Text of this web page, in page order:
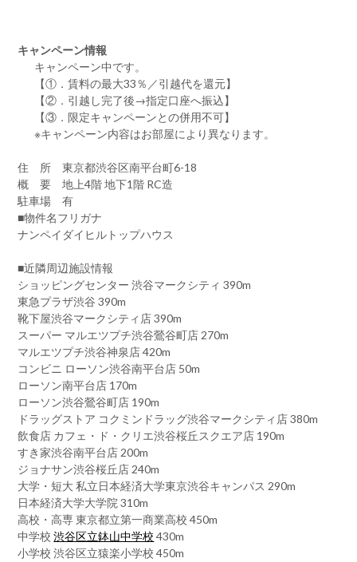
キャンペーン情報
キャンペーン中です。
【①．賃料の最大33％／引越代を還元】
【②．引越し完了後→指定口座へ振込】
【③．限定キャンペーンとの併用不可】
※キャンペーン内容はお部屋により異なります。
住 所 東京都渋谷区南平台町6-18
概 要 地上4階 地下1階 RC造
駐車場 有
■物件名フリガナ
ナンペイダイヒルトップハウス
■近隣周辺施設情報
ショッピングセンター 渋谷マークシティ 390m
東急プラザ渋谷 390m
靴下屋渋谷マークシティ店 390m
スーパー マルエツプチ渋谷鶯谷町店 270m
マルエツプチ渋谷神泉店 420m
コンビニ ローソン渋谷南平台店 50m
ローソン南平台店 170m
ローソン渋谷鶯谷町店 190m
ドラッグストア コクミンドラッグ渋谷マークシティ店 380m
飲食店 カフェ・ド・クリエ渋谷桜丘スクエア店 190m
すき家渋谷南平台店 200m
ジョナサン渋谷桜丘店 240m
大学・短大 私立日本経済大学東京渋谷キャンパス 290m
日本経済大学大学院 310m
高校・高専 東京都立第一商業高校 450m
中学校渋谷区立鉢山中学校 430m
小学校 渋谷区立猿楽小学校 450m